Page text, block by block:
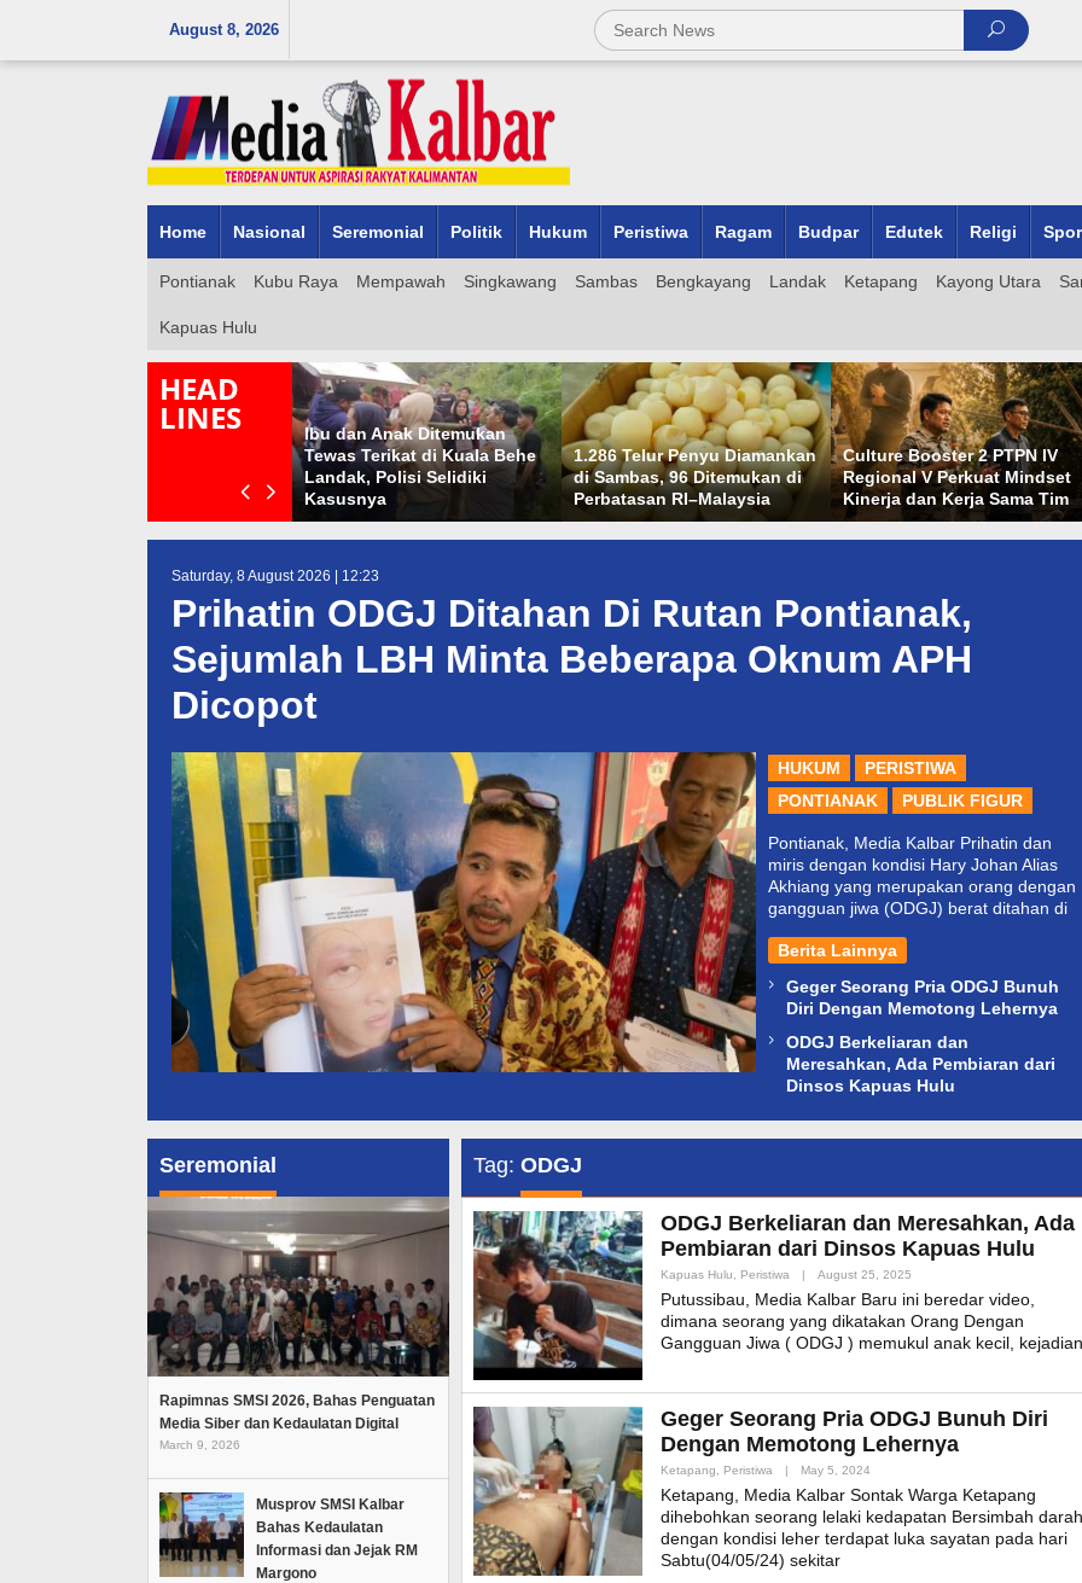
August 8, 2026
Home Nasional Seremonial Politik Hukum Peristiwa Ragam Budpar Edutek Religi
Pontianak Kubu Raya Mempawah Singkawang Sambas Bengkayang Landak Ketapang Kayong Utara
Kapuas Hulu
HEAD
LINES
Ibu dan Anak Ditemukan
Tewas Terikat di Kuala Behe
Landak, Polisi Selidiki
Kasusnya
1.286 Telur Penyu Diamankan
di Sambas, 96 Ditemukan di
Perbatasan RI–Malaysia
Culture Booster 2 PTPN IV
Regional V Perkuat Mindset
Kinerja dan Kerja Sama Tim
Saturday, 8 August 2026 | 12:23
Prihatin ODGJ Ditahan Di Rutan Pontianak,
Sejumlah LBH Minta Beberapa Oknum APH
Dicopot
HUKUM
PERISTIWA
PONTIANAK
PUBLIK FIGUR
Pontianak, Media Kalbar Prihatin dan
miris dengan kondisi Hary Johan Alias
Akhiang yang merupakan orang dengan
gangguan jiwa (ODGJ) berat ditahan di
Berita Lainnya
Geger Seorang Pria ODGJ Bunuh
Diri Dengan Memotong Lehernya
ODGJ Berkeliaran dan
Meresahkan, Ada Pembiaran dari
Dinsos Kapuas Hulu
Seremonial
Rapimnas SMSI 2026, Bahas Penguatan
Media Siber dan Kedaulatan Digital
March 9, 2026
Musprov SMSI Kalbar
Bahas Kedaulatan
Informasi dan Jejak RM
Margono
Tag: ODGJ
ODGJ Berkeliaran dan Meresahkan, Ada
Pembiaran dari Dinsos Kapuas Hulu
Kapuas Hulu, Peristiwa | August 25, 2025
Putussibau, Media Kalbar Baru ini beredar video,
dimana seorang yang dikatakan Orang Dengan
Gangguan Jiwa ( ODGJ ) memukul anak kecil, kejadian
Geger Seorang Pria ODGJ Bunuh Diri
Dengan Memotong Lehernya
Ketapang, Peristiwa | May 5, 2024
Ketapang, Media Kalbar Sontak Warga Ketapang
dihebohkan seorang lelaki kedapatan Bersimbah darah
dengan kondisi leher terdapat luka sayatan pada hari
Sabtu(04/05/24) sekitar